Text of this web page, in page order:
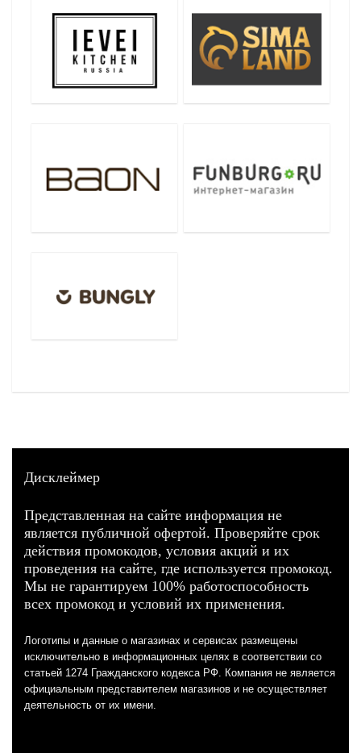
Дисклеймер
Представленная на сайте информация не
является публичной офертой. Проверяйте срок
действия промокодов, условия акций и их
проведения на сайте, где используется промокод.
Мы не гарантируем 100% работоспособность
всех промокод и условий их применения.
Логотипы и данные о магазинах и сервисах размещены
исключительно в информационных целях в соответствии со
статьей 1274 Гражданского кодекса РФ. Компания не является
официальным представителем магазинов и не осуществляет
деятельность от их имени.